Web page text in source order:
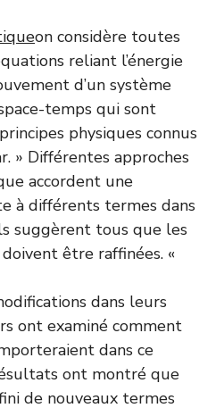
on considère toutes
reliant l’énergie
d’un système
temps qui sont
physiques connus
» Différentes approches
accordent une
à différents termes dans
suggèrent tous que les
être raffinées. «
dans leurs
ont examiné comment
dans ce
ont montré que
de nouveaux termes